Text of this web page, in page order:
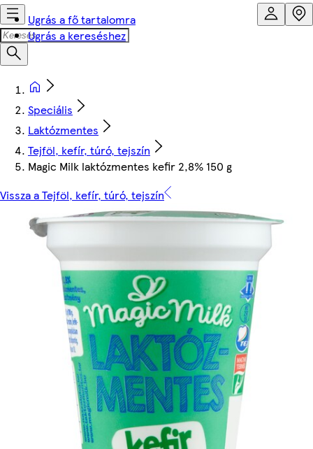
Ugrás a fő tartalomra
Ugrás a kereséshez
Speciális
Laktózmentes
Tejföl, kefír, túró, tejszín
Magic Milk laktózmentes kefir 2,8% 150 g
Vissza a Tejföl, kefír, túró, tejszín